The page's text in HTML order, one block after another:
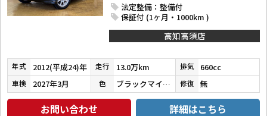
法定整備：整備付
保証付 (1ヶ月・1000km )
高知高須店
年式 2012(平成24)年 走行 13.0万km 排気 660cc
車検 2027年3月 色 ブラックマイカメタリック 修復 無
お問い合わせ 詳細はこちら